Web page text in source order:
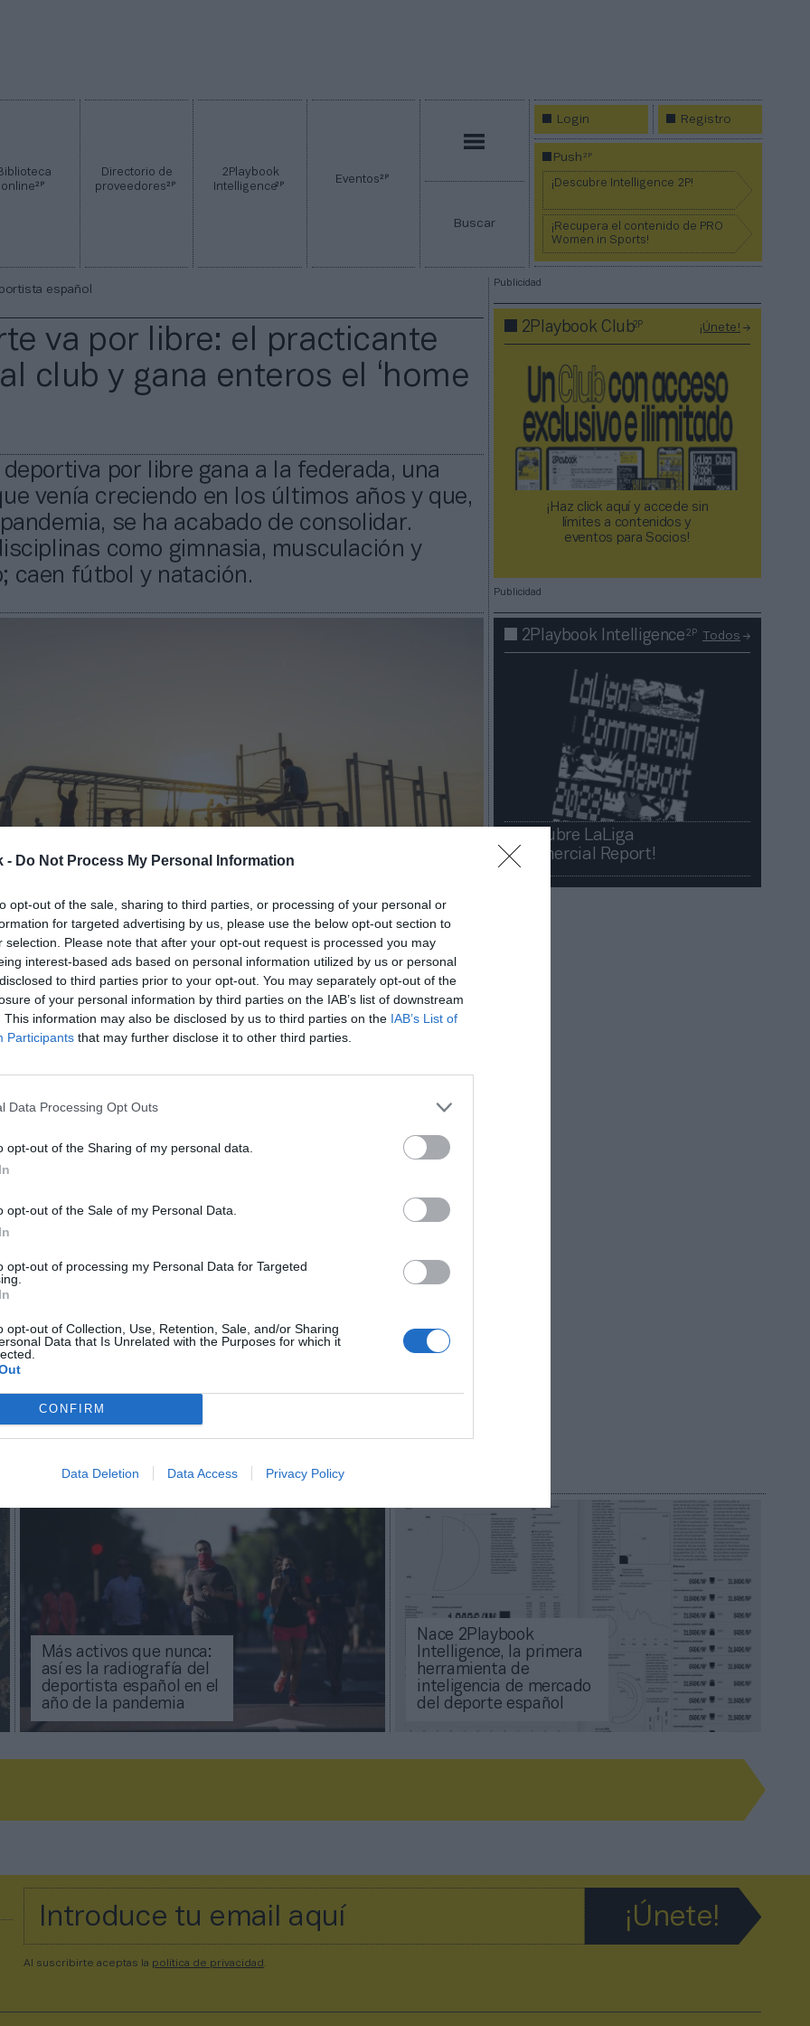
- Do Not Process My Personal Information
opt-out of the sale, sharing to third parties, or processing of your personal or
for targeted advertising by us, please use the below opt-out section to
selection. Please note that after your opt-out request is processed you may
interest-based ads based on personal information utilized by us or personal
to third parties prior to your opt-out. You may separately opt-out of the
of your personal information by third parties on the IAB’s list of downstream
This information may also be disclosed by us to third parties on the IAB’s List of
Participants that may further disclose it to other third parties.
Data Processing Opt Outs
opt-out of the Sharing of my personal data.
opt-out of the Sale of my Personal Data.
opt-out of processing my Personal Data for Targeted
opt-out of Collection, Use, Retention, Sale, and/or Sharing
Data that Is Unrelated with the Purposes for which it
CONFIRM
Data Deletion Data Access Privacy Policy
online2P
Directorio de
proveedores2P
2Playbook
Intelligence2P Eventos2P
Buscar
Login Registro
Push2P
¡Descubre Intelligence 2P!
¡Recupera el contenido de PRO
Women in Sports!
español
va por libre: el practicante
club y gana enteros el ‘home
por libre gana a la federada, una
venía creciendo en los últimos años y que,
se ha acabado de consolidar.
como gimnasia, musculación y
caen fútbol y natación.
22 de junio de 2021
Guardar Me gusta
solo o en grupos reducidos, en casa, al aire libre o en un
la práctica deportiva. Atrás queda la vía federada que
no formas parte de 2Playbook Club?
o únete gratis como Simpatizante para leer este contenido!
¡Suscríbete! Inicia sesión
Publicidad
2Playbook Club2P ¡Únete!
¡Haz click aquí y accede sin
límites a contenidos y
eventos para Socios!​​​​​​​
Publicidad
2Playbook Intelligence2P Todos
¡Descubre LaLiga
Commercial Report!​​
Más activos que nunca:
así es la radiografía del
deportista español en el
año de la pandemia
Nace 2Playbook
Intelligence, la primera
herramienta de
inteligencia de mercado
del deporte español
Al suscribirte aceptas la política de privacidad